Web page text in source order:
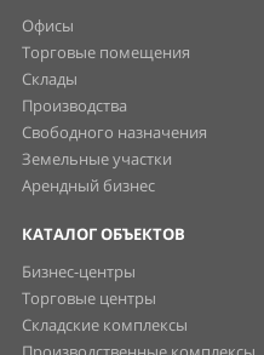
Офисы
Торговые помещения
Склады
Производства
Свободного назначения
Земельные участки
Арендный бизнес
КАТАЛОГ ОБЪЕКТОВ
Бизнес-центры
Торговые центры
Складские комплексы